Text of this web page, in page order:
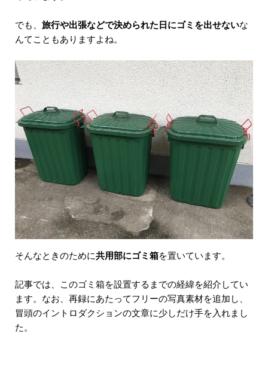
でも、 旅行や出張などで決められた日にゴミを出せないな
んてこともありますよね。
そんなときのために共用部にゴミ箱を置いています。
記事では、このゴミ箱を設置するまでの経緯を紹介してい
ます。なお、再録にあたってフリーの写真素材を追加し、
冒頭のイントロダクションの文章に少しだけ手を入れまし
た。